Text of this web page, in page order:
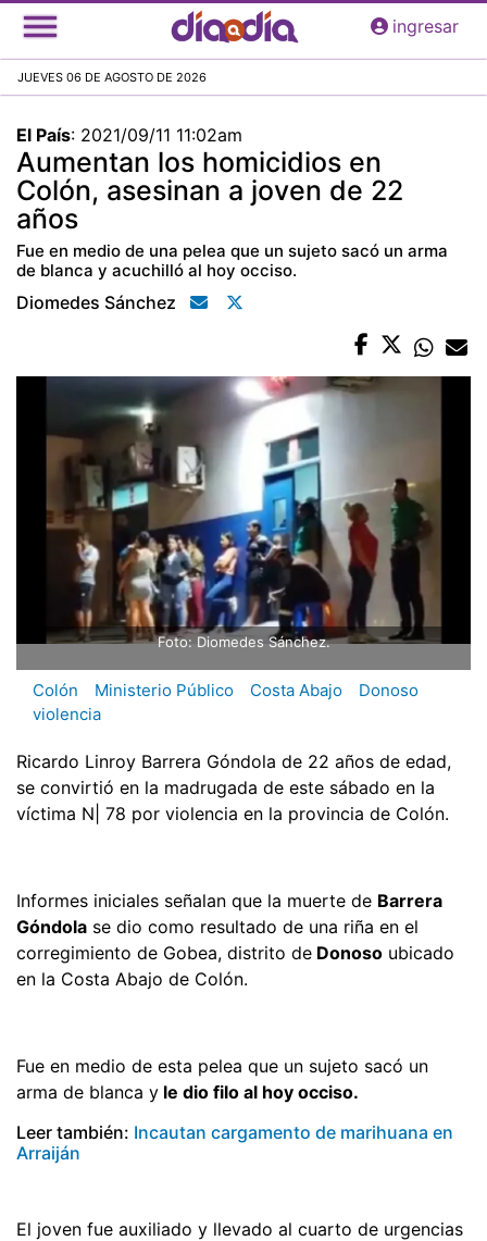
Pasar
al
principal
ingresar
JUEVES 06 DE AGOSTO DE 2026
El País: 2021/09/11 11:02am
Aumentan los homicidios en
Colón, asesinan a joven de 22
años
Fue en medio de una pelea que un sujeto sacó un arma
de blanca y acuchilló al hoy occiso.
Diomedes Sánchez
Foto: Diomedes Sánchez.
Colón Ministerio Público Costa Abajo
Donoso
violencia
Ricardo Linroy Barrera Góndola de 22 años de edad,
se convirtió en la madrugada de este sábado en la
víctima N| 78 por violencia en la provincia de Colón.
Informes iniciales señalan que la muerte de Barrera
Góndola se dio como resultado de una riña en el
corregimiento de Gobea, distrito de Donoso ubicado
en la Costa Abajo de Colón.
Fue en medio de esta pelea que un sujeto sacó un
arma de blanca y le dio filo al hoy occiso.
Leer también: Incautan cargamento de marihuana en
Arraiján
El joven fue auxiliado y llevado al cuarto de urgencias